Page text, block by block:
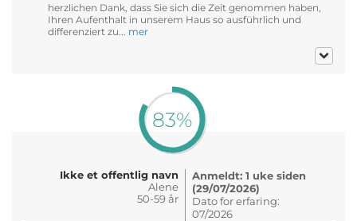
herzlichen Dank, dass Sie sich die Zeit genommen haben,
Ihren Aufenthalt in unserem Haus so ausführlich und
differenziert zu... mer
83%
Ikke et offentlig navn
Alene
50-59 år
Anmeldt: 1 uke siden
(29/07/2026)
Dato for erfaring:
07/2026